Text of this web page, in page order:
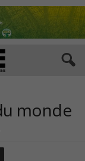
monde